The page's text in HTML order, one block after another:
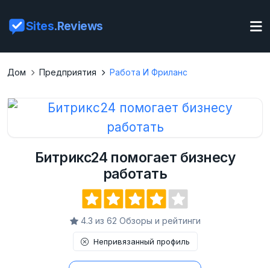
Sites.Reviews
Дом Предприятия Работа И Фриланс
Битрикс24 помогает бизнесу
работать
4.3 из 62 Обзоры и рейтинги
Непривязанный профиль